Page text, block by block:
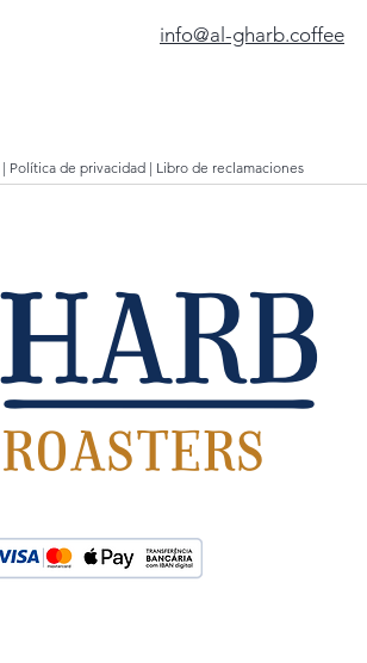
info@al-gharb.coffee
| Política de privacidad | Libro de reclamaciones